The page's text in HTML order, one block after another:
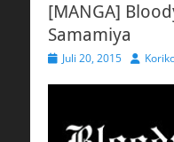
[MANGA]
Samamiya
Veröffentlicht
Juli 20, 2015 Autor